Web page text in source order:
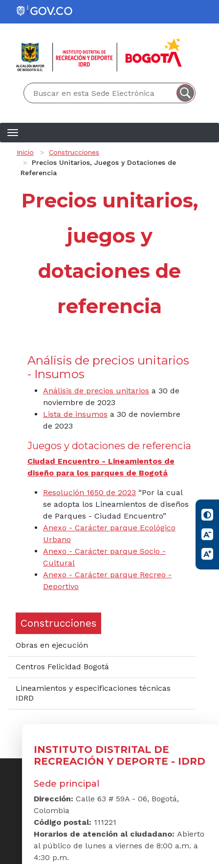
Pasar al contenido principal
Ruta de navegación
Inicio
Construcciones
Precios Unitarios, Juegos y Dotaciones de
Referencia
Construcciones
Obras en ejecución
Centros Felicidad Bogotá
Lineamientos y especificaciones técnicas
IDRD
Precios unitarios,
juegos y
dotaciones de
referencia
Análisis de precios unitarios
- Insumos
Análisis de precios unitarios a 30 de
noviembre de 2023
Lista de insumos a 30 de noviembre
de 2023
Juegos y dotaciones de referencia
Ciudad Encuentro - Lineamientos de
diseño para los parques de Bogotá
Resolución 1650 de 2023 “Por la cual
se adopta los Lineamientos de diseños
de Parques - Ciudad Encuentro”
Anexo - Carácter parque Ecológico
Urbano
Anexo - Carácter parque Socio -
Cultural
Anexo - Carácter parque Recreo -
Deportivo
INSTITUTO DISTRITAL DE
RECREACIÓN Y DEPORTE - IDRD
Sede principal
Dirección: Calle 63 # 59A - 06, Bogotá,
Colombia
Código postal: 111221
Horarios de atención al ciudadano: Abierto
al público de lunes a viernes de 8:00 a.m. a
4:30 p.m.